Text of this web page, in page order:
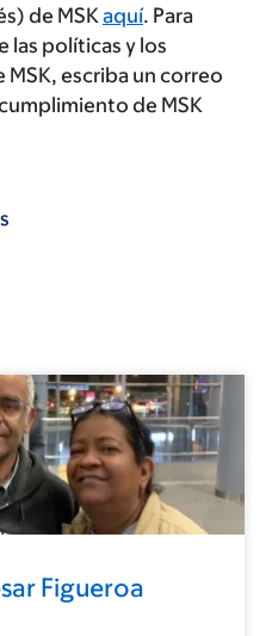
de MSKaquí. Para
las políticas y los
escriba un correo
de MSK
Figueroa